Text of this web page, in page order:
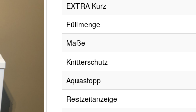
EXTRA Kurz
Füllmenge
Maße
Knitterschutz
Aquastopp
Restzeitanzeige